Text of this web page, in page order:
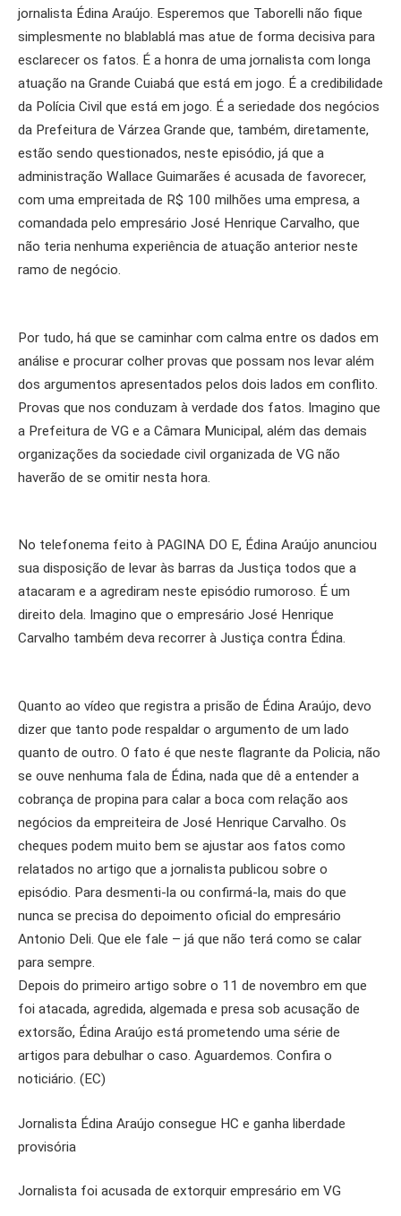
jornalista Édina Araújo. Esperemos que Taborelli não fique
simplesmente no blablablá mas atue de forma decisiva para
esclarecer os fatos. É a honra de uma jornalista com longa
atuação na Grande Cuiabá que está em jogo. É a credibilidade
da Polícia Civil que está em jogo. É a seriedade dos negócios
da Prefeitura de Várzea Grande que, também, diretamente,
estão sendo questionados, neste episódio, já que a
administração Wallace Guimarães é acusada de favorecer,
com uma empreitada de R$ 100 milhões uma empresa, a
comandada pelo empresário José Henrique Carvalho, que
não teria nenhuma experiência de atuação anterior neste
ramo de negócio.
Por tudo, há que se caminhar com calma entre os dados em
análise e procurar colher provas que possam nos levar além
dos argumentos apresentados pelos dois lados em conflito.
Provas que nos conduzam à verdade dos fatos. Imagino que
a Prefeitura de VG e a Câmara Municipal, além das demais
organizações da sociedade civil organizada de VG não
haverão de se omitir nesta hora.
No telefonema feito à PAGINA DO E, Édina Araújo anunciou
sua disposição de levar às barras da Justiça todos que a
atacaram e a agrediram neste episódio rumoroso. É um
direito dela. Imagino que o empresário José Henrique
Carvalho também deva recorrer à Justiça contra Édina.
Quanto ao vídeo que registra a prisão de Édina Araújo, devo
dizer que tanto pode respaldar o argumento de um lado
quanto de outro. O fato é que neste flagrante da Policia, não
se ouve nenhuma fala de Édina, nada que dê a entender a
cobrança de propina para calar a boca com relação aos
negócios da empreiteira de José Henrique Carvalho. Os
cheques podem muito bem se ajustar aos fatos como
relatados no artigo que a jornalista publicou sobre o
episódio. Para desmenti-la ou confirmá-la, mais do que
nunca se precisa do depoimento oficial do empresário
Antonio Deli. Que ele fale – já que não terá como se calar
para sempre.
Depois do primeiro artigo sobre o 11 de novembro em que
foi atacada, agredida, algemada e presa sob acusação de
extorsão, Édina Araújo está prometendo uma série de
artigos para debulhar o caso. Aguardemos. Confira o
noticiário. (EC)
Jornalista Édina Araújo consegue HC e ganha liberdade
provisória
Jornalista foi acusada de extorquir empresário em VG